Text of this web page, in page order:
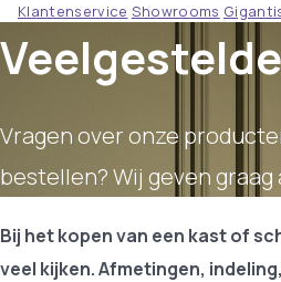
Klantenservice Showrooms
Vragen over onze
bestellen? Wij geven
Bij het kopen van een kast of
veel kijken. Afmetingen,